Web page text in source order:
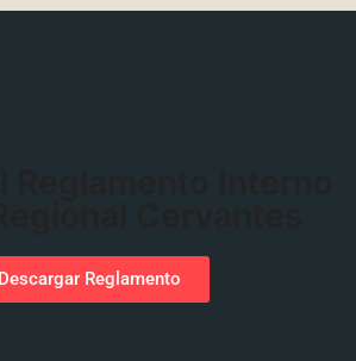
Descargar Reglamento